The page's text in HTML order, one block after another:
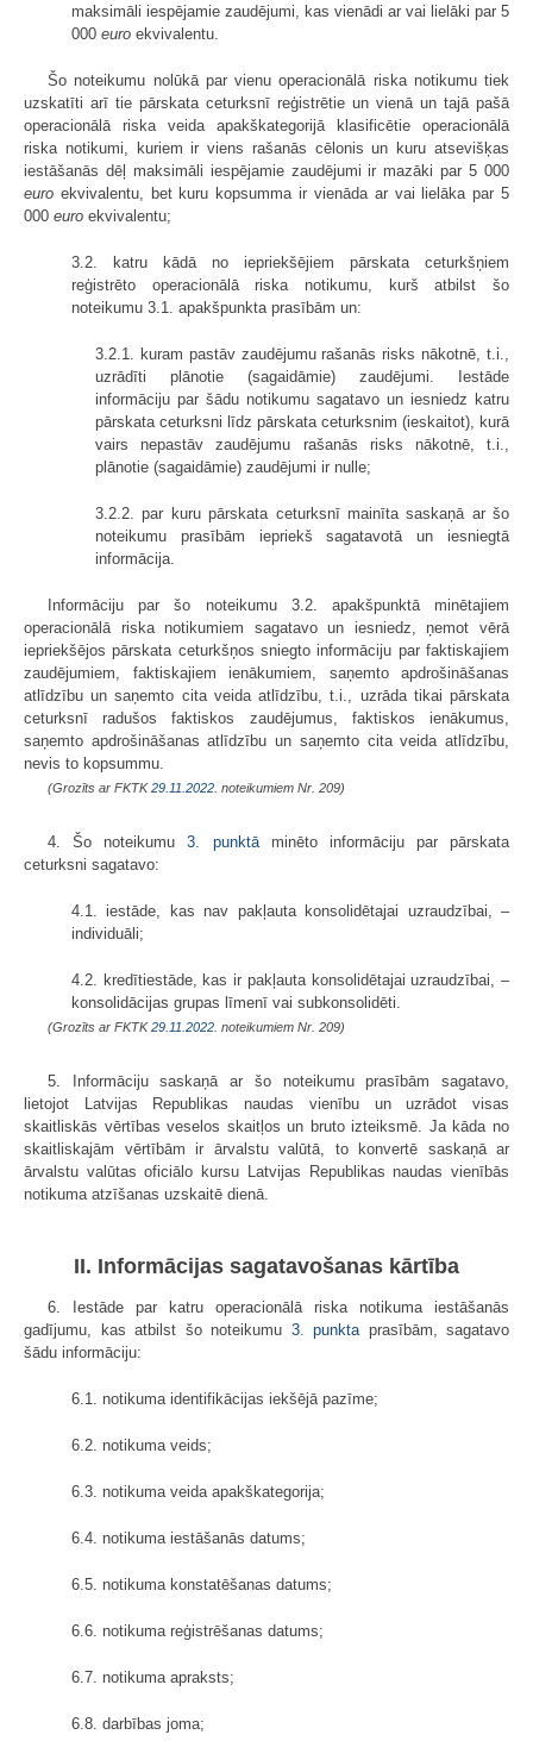
maksimāli iespējamie zaudējumi, kas vienādi ar vai lielāki par 5
000 euro ekvivalentu.
Šo noteikumu nolūkā par vienu operacionālā riska notikumu tiek
uzskatīti arī tie pārskata ceturksnī reģistrētie un vienā un tajā pašā
operacionālā riska veida apakškategorijā klasificētie operacionālā
riska notikumi, kuriem ir viens rašanās cēlonis un kuru atsevišķas
iestāšanās dēļ maksimāli iespējamie zaudējumi ir mazāki par 5 000
euro ekvivalentu, bet kuru kopsumma ir vienāda ar vai lielāka par 5
000 euro ekvivalentu;
3.2. katru kādā no iepriekšējiem pārskata ceturkšņiem
reģistrēto operacionālā riska notikumu, kurš atbilst šo
noteikumu 3.1. apakšpunkta prasībām un:
3.2.1. kuram pastāv zaudējumu rašanās risks nākotnē, t.i.,
uzrādīti plānotie (sagaidāmie) zaudējumi. Iestāde
informāciju par šādu notikumu sagatavo un iesniedz katru
pārskata ceturksni līdz pārskata ceturksnim (ieskaitot), kurā
vairs nepastāv zaudējumu rašanās risks nākotnē, t.i.,
plānotie (sagaidāmie) zaudējumi ir nulle;
3.2.2. par kuru pārskata ceturksnī mainīta saskaņā ar šo
noteikumu prasībām iepriekš sagatavotā un iesniegtā
informācija.
Informāciju par šo noteikumu 3.2. apakšpunktā minētajiem
operacionālā riska notikumiem sagatavo un iesniedz, ņemot vērā
iepriekšējos pārskata ceturkšņos sniegto informāciju par faktiskajiem
zaudējumiem, faktiskajiem ienākumiem, saņemto apdrošināšanas
atlīdzību un saņemto cita veida atlīdzību, t.i., uzrāda tikai pārskata
ceturksnī radušos faktiskos zaudējumus, faktiskos ienākumus,
saņemto apdrošināšanas atlīdzību un saņemto cita veida atlīdzību,
nevis to kopsummu.
(Grozīts ar FKTK29.11.2022. noteikumiem Nr. 209)
4. Šo noteikumu3. punktāminēto informāciju par pārskata
ceturksni sagatavo:
4.1. iestāde, kas nav pakļauta konsolidētajai uzraudzībai, –
individuāli;
4.2. kredītiestāde, kas ir pakļauta konsolidētajai uzraudzībai, –
konsolidācijas grupas līmenī vai subkonsolidēti.
(Grozīts ar FKTK29.11.2022. noteikumiem Nr. 209)
5. Informāciju saskaņā ar šo noteikumu prasībām sagatavo,
lietojot Latvijas Republikas naudas vienību un uzrādot visas
skaitliskās vērtības veselos skaitļos un bruto izteiksmē. Ja kāda no
skaitliskajām vērtībām ir ārvalstu valūtā, to konvertē saskaņā ar
ārvalstu valūtas oficiālo kursu Latvijas Republikas naudas vienībās
notikuma atzīšanas uzskaitē dienā.
II. Informācijas sagatavošanas kārtība
6. Iestāde par katru operacionālā riska notikuma iestāšanās
gadījumu, kas atbilst šo noteikumu 3. punkta prasībām, sagatavo
šādu informāciju:
6.1. notikuma identifikācijas iekšējā pazīme;
6.2. notikuma veids;
6.3. notikuma veida apakškategorija;
6.4. notikuma iestāšanās datums;
6.5. notikuma konstatēšanas datums;
6.6. notikuma reģistrēšanas datums;
6.7. notikuma apraksts;
6.8. darbības joma;